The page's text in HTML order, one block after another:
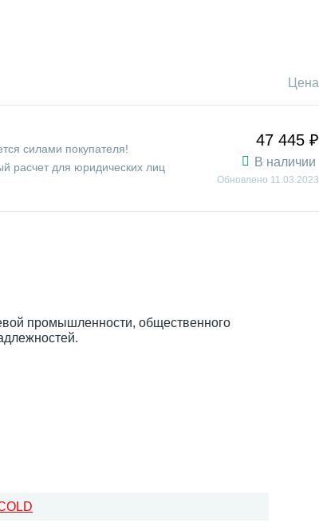
Цена
силами покупателя!
расчет для юридических лиц
47 445 ₽
В наличии
Обновлено 11.03.2023
промышленности, общественного